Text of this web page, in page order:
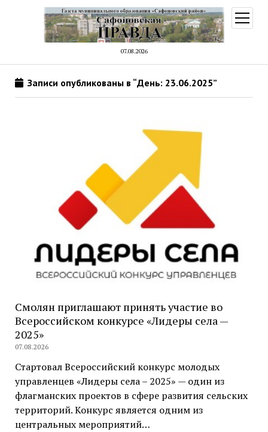
07.08.2026
меню
Записи опубликованы в “День: 23.06.2025”
Смолян приглашают принять участие во
Всероссийском конкурсе «Лидеры села —
2025»
07.08.2026
Стартовал Всероссийский конкурс молодых
управленцев «Лидеры села – 2025» — один из
флагманских проектов в сфере развития сельских
территорий. Конкурс является одним из
центральных мероприятий…